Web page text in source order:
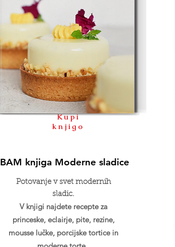
Kupi
knjigo
BAM knjiga Moderne sladice
Potovanje v svet modernih
sladic.
V knjigi najdete recepte za
princeske, eclairje, pite, rezine,
mousse lučke, porcijske tortice in